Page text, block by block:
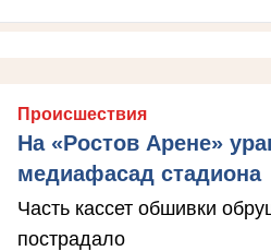
Происшествия
На «Ростов Арене»
медиафасад стадиона
Часть кассет обшивки
пострадало